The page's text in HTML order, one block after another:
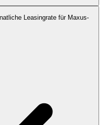
Leasingrate für Maxus-